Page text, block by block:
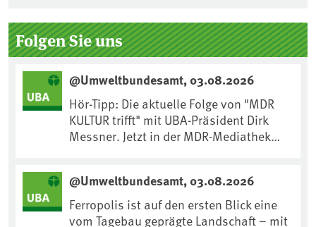
Seitenleiste
Folgen Sie uns
@Umweltbundesamt, 03.08.2026
Hör-Tipp: Die aktuelle Folge von "MDR
KULTUR trifft" mit UBA-Präsident Dirk
Messner. Jetzt in der MDR-Mediathek
fft/dirk-messner-audio-100.html
@Umweltbundesamt, 03.08.2026
Ferropolis ist auf den ersten Blick eine
vom Tagebau geprägte Landschaft – mit